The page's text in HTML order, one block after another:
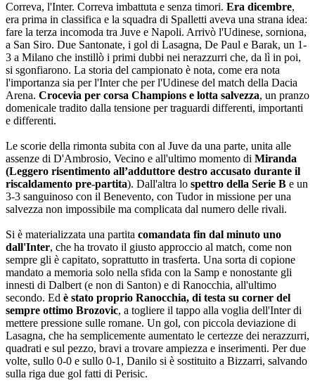
Correva, l'Inter. Correva imbattuta e senza timori. Era dicembre,
era prima in classifica e la squadra di Spalletti aveva una strana idea:
fare la terza incomoda tra Juve e Napoli. Arrivò l'Udinese, sorniona,
a San Siro. Due Santonate, i gol di Lasagna, De Paul e Barak, un 1-
3 a Milano che instillò i primi dubbi nei nerazzurri che, da lì in poi,
si sgonfiarono. La storia del campionato è nota, come era nota
l'importanza sia per l'Inter che per l'Udinese del match della Dacia
Arena. Crocevia per corsa Champions e lotta salvezza, un pranzo
domenicale tradito dalla tensione per traguardi differenti, importanti
e differenti.
Le scorie della rimonta subita con al Juve da una parte, unita alle
assenze di D'Ambrosio, Vecino e all'ultimo momento di Miranda
(Leggero risentimento all’adduttore destro accusato durante il
riscaldamento pre-partita). Dall'altra lo spettro della Serie B e un
3-3 sanguinoso con il Benevento, con Tudor in missione per una
salvezza non impossibile ma complicata dal numero delle rivali.
Si è materializzata una partita comandata fin dal minuto uno
dall'Inter, che ha trovato il giusto approccio al match, come non
sempre gli è capitato, soprattutto in trasferta. Una sorta di copione
mandato a memoria solo nella sfida con la Samp e nonostante gli
innesti di Dalbert (e non di Santon) e di Ranocchia, all'ultimo
secondo. Ed è stato proprio Ranocchia, di testa su corner del
sempre ottimo Brozovic, a togliere il tappo alla voglia dell'Inter di
mettere pressione sulle romane. Un gol, con piccola deviazione di
Lasagna, che ha semplicemente aumentato le certezze dei nerazzurri,
quadrati e sul pezzo, bravi a trovare ampiezza e inserimenti. Per due
volte, sullo 0-0 e sullo 0-1, Danilo si è sostituito a Bizzarri, salvando
sulla riga due gol fatti di Perisic.